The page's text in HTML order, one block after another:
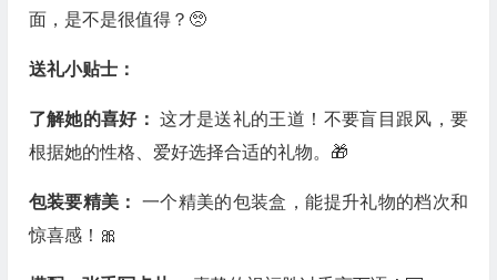
面，是不是很值得？🥺
送礼小贴士：
了解她的喜好：这才是送礼的王道！不要盲目跟风，要
根据她的性格、爱好选择合适的礼物。🎁
包装要精美：一个精美的包装盒，能提升礼物的档次和
惊喜感！🎀